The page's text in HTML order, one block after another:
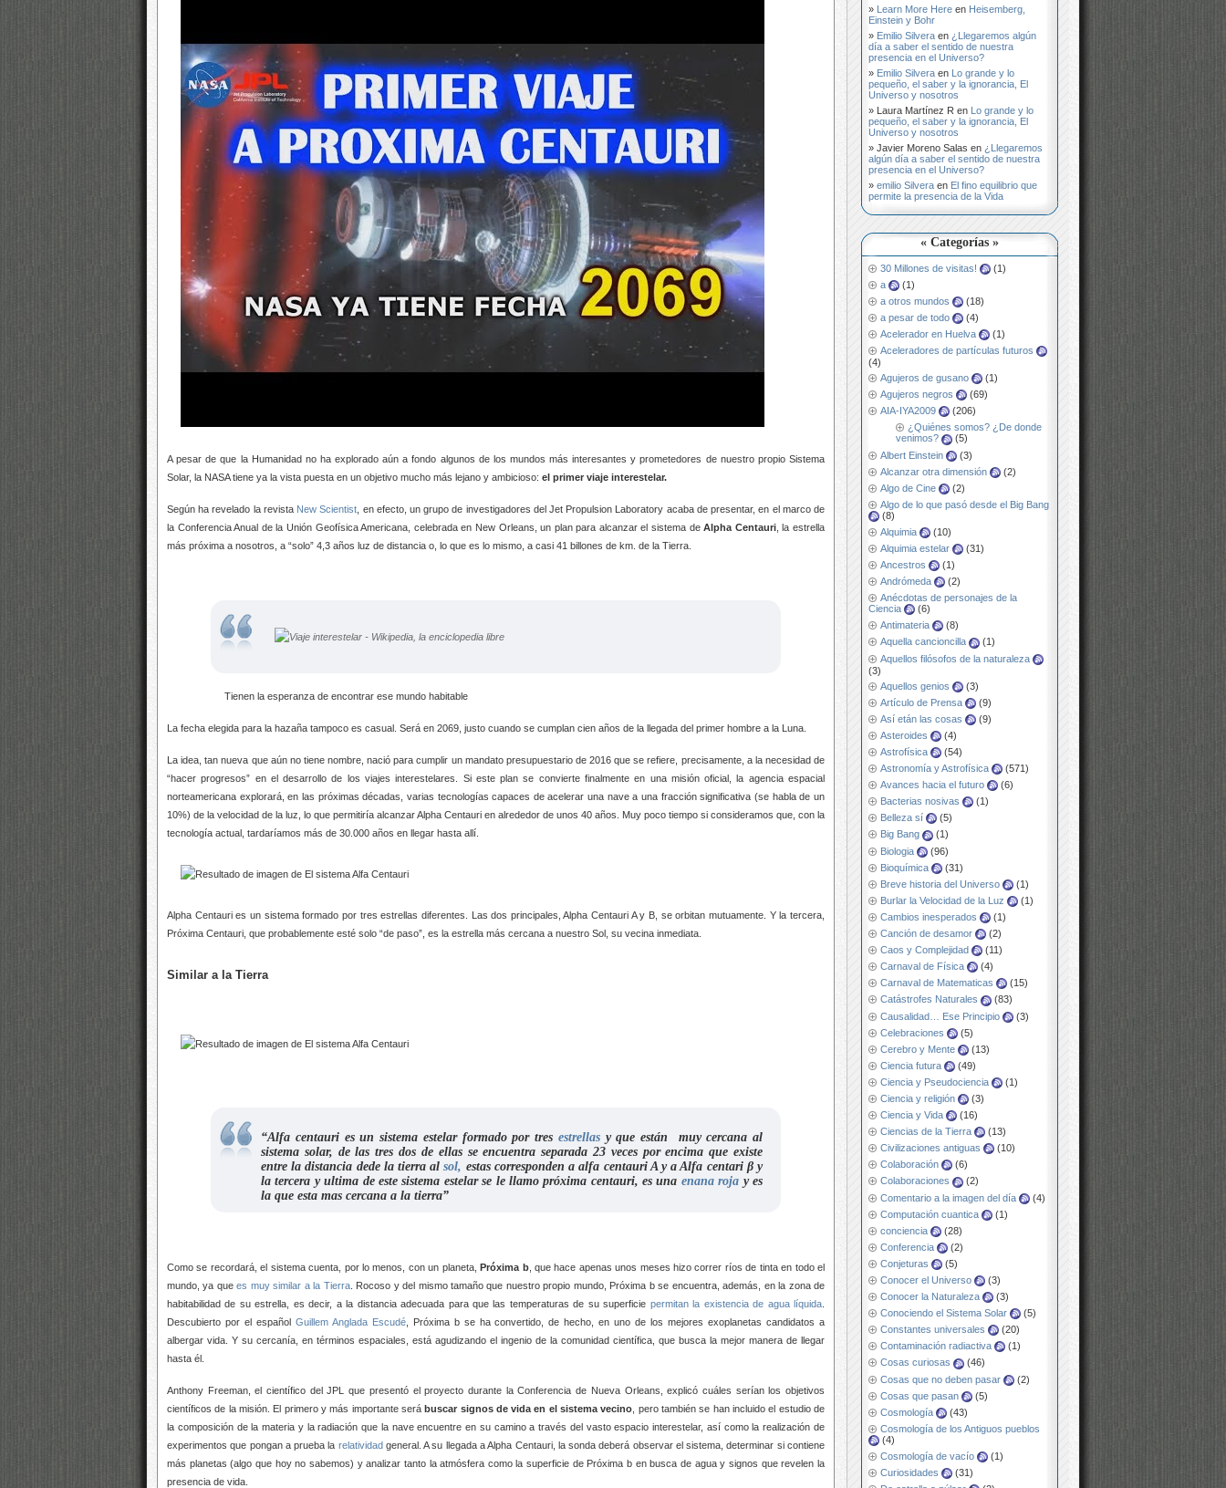
Learn More Here en Heisemberg,
Einstein y Bohr
Emilio Silvera en ¿Llegaremos algún
día a saber el sentido de nuestra
presencia en el Universo?
Emilio Silvera en Lo grande y lo
pequeño, el saber y la ignorancia, El
Universo y nosotros
Laura Martínez R en Lo grande y lo
pequeño, el saber y la ignorancia, El
Universo y nosotros
Javier Moreno Salas en ¿Llegaremos
algún día a saber el sentido de nuestra
presencia en el Universo?
emilio Silvera en El fino equilibrio que
permite la presencia de la Vida
« Categorías »
30 Millones de visitas!
(1)
a
(1)
a otros mundos
(18)
a pesar de todo
(4)
Acelerador en Huelva
(1)
Aceleradores de partículas futuros
(4)
Agujeros de gusano
(1)
Agujeros negros
(69)
AIA-IYA2009
(206)
¿Quiénes somos? ¿De donde
venimos?
(5)
Albert Einstein
(3)
Alcanzar otra dimensión
(2)
Algo de Cine
(2)
Algo de lo que pasó desde el Big Bang
(8)
Alquimia
(10)
Alquimia estelar
(31)
Ancestros
(1)
Andrómeda
(2)
Anécdotas de personajes de la
Ciencia
(6)
Antimateria
(8)
Aquella cancioncilla
(1)
Aquellos filósofos de la naturaleza
(3)
Aquellos genios
(3)
Artículo de Prensa
(9)
Así etán las cosas
(9)
Asteroides
(4)
Astrofísica
(54)
Astronomía y Astrofísica
(571)
Avances hacia el futuro
(6)
Bacterias nosivas
(1)
Belleza sí
(5)
Big Bang
(1)
Biologia
(96)
Bioquímica
(31)
Breve historia del Universo
(1)
Burlar la Velocidad de la Luz
(1)
Cambios inesperados
(1)
Canción de desamor
(2)
Caos y Complejidad
(11)
Carnaval de Física
(4)
Carnaval de Matematicas
(15)
Catástrofes Naturales
(83)
Causalidad… Ese Principio
(3)
Celebraciones
(5)
Cerebro y Mente
(13)
Ciencia futura
(49)
Ciencia y Pseudociencia
(1)
Ciencia y religión
(3)
Ciencia y Vida
(16)
Ciencias de la Tierra
(13)
Civilizaciones antiguas
(10)
Colaboración
(6)
Colaboraciones
(2)
Comentario a la imagen del día
(4)
Computación cuantica
(1)
conciencia
(28)
Conferencia
(2)
Conjeturas
(5)
Conocer el Universo
(3)
Conocer la Naturaleza
(3)
Conociendo el Sistema Solar
(5)
Constantes universales
(20)
Contaminación radiactiva
(1)
Cosas curiosas
(46)
Cosas que no deben pasar
(2)
Cosas que pasan
(5)
Cosmología
(43)
Cosmología de los Antiguos pueblos
(4)
Cosmología de vacío
(1)
Curiosidades
(31)
A pesar de que la Humanidad no ha explorado aún a fondo algunos de los mundos más interesantes y prometedores de nuestro propio Sistema
Solar, la NASA tiene ya la vista puesta en un objetivo mucho más lejano y ambicioso: el primer viaje interestelar.
Según ha revelado la revista New Scientist , en efecto, un grupo de investigadores del Jet Propulsion Laboratory acaba de presentar, en el marco de
la Conferencia Anual de la Unión Geofísica Americana, celebrada en New Orleans, un plan para alcanzar el sistema deAlpha Centauri, la estrella
más próxima a nosotros, a “solo” 4,3 años luz de distancia o, lo que es lo mismo, a casi 41 billones de km. de la Tierra.
Tienen la esperanza de encontrar ese mundo habitable
La fecha elegida para la hazaña tampoco es casual. Será en 2069, justo cuando se cumplan cien años de la llegada del primer hombre a la Luna.
La idea, tan nueva que aún no tiene nombre, nació para cumplir un mandato presupuestario de 2016 que se refiere, precisamente, a la necesidad de
“hacer progresos” en el desarrollo de los viajes interestelares. Si este plan se convierte finalmente en una misión oficial, la agencia espacial
norteamericana explorará, en las próximas décadas, varias tecnologías capaces de acelerar una nave a una fracción significativa (se habla de un
10%) de la velocidad de la luz, lo que permitiría alcanzar Alpha Centauri en alrededor de unos 40 años. Muy poco tiempo si consideramos que, con la
tecnología actual, tardaríamos más de 30.000 años en llegar hasta allí.
Alpha Centauri es un sistema formado por tres estrellas diferentes. Las dos principales, Alpha Centauri A y B, se orbitan mutuamente. Y la tercera,
Próxima Centauri, que probablemente esté solo “de paso”, es la estrella más cercana a nuestro Sol, su vecina inmediata.
Similar a la Tierra
“Alfa centauri es un sistema estelar formado por tres estrellas y que están muy cercana al
sistema solar, de las tres dos de ellas se encuentra separada 23 veces por encima que existe
entre la distancia dede la tierra al sol, estas corresponden a alfa centauri A y a Alfa centari β y
la tercera y ultima de este sistema estelar se le llamo próxima centauri, es una enana roja y es
la que esta mas cercana a la tierra”
Como se recordará, el sistema cuenta, por lo menos, con un planeta,Próxima b, que hace apenas unos meses hizo correr ríos de tinta en todo el
mundo, ya quees muy similar a la Tierra. Rocoso y del mismo tamaño que nuestro propio mundo, Próxima b se encuentra, además, en la zona de
habitabilidad de su estrella, es decir, a la distancia adecuada para que las temperaturas de su superficie permitan la existencia de agua líquida
Descubierto por el español Guillem Anglada Escudé, Próxima b se ha convertido, de hecho, en uno de los mejores exoplanetas candidatos a
albergar vida. Y su cercanía, en términos espaciales, está agudizando el ingenio de la comunidad científica, que busca la mejor manera de llegar
hasta él.
Anthony Freeman, el científico del JPL que presentó el proyecto durante la Conferencia de Nueva Orleans, explicó cuáles serían los objetivos
científicos de la misión. El primero y más importante serábuscar signos de vida en el sistema vecino , pero también se han incluido el estudio de
la composición de la materia y la radiación que la nave encuentre en su camino a través del vasto espacio interestelar, así como la realización de
experimentos que pongan a prueba la relatividadgeneral. A su llegada a Alpha Centauri, la sonda deberá observar el sistema, determinar si contiene
más planetas (algo que hoy no sabemos) y analizar tanto la atmósfera como la superficie de Próxima b en busca de agua y signos que revelen la
presencia de vida.